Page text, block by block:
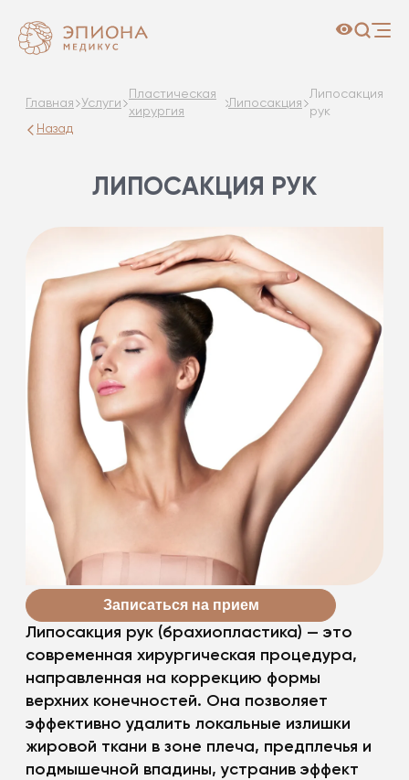
Главная Услуги
Пластическая
хирургия
Липосакция
Липосакция
рук
Назад
ЛИПОСАКЦИЯ РУК
Записаться на прием
Липосакция рук (брахиопластика) — это
современная хирургическая процедура,
направленная на коррекцию формы
верхних конечностей. Она позволяет
эффективно удалить локальные излишки
жировой ткани в зоне плеча, предплечья и
подмышечной впадины, устранив эффект